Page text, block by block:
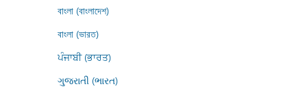
বাংলা (বাংলাদেশ)
বাংলা (ভারত)
ਪੰਜਾਬੀ (ਭਾਰਤ)
ગુજરાતી (ભારત)